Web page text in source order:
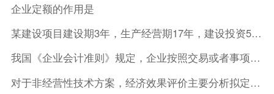
企业定额的作用是
某建设项目建设期3年，生产经营期17年，建设投资5500万元
我国《企业会计准则》规定，企业按照交易或者事项的经济特征确定
对于非经营性技术方案，经济效果评价主要分析拟定方案的( )。